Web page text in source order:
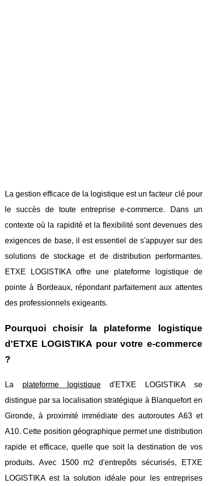
La gestion efficace de la logistique est un facteur clé pour
le succès de toute entreprise e-commerce. Dans un
contexte où la rapidité et la flexibilité sont devenues des
exigences de base, il est essentiel de s'appuyer sur des
solutions de stockage et de distribution performantes.
ETXE LOGISTIKA offre une plateforme logistique de
pointe à Bordeaux, répondant parfaitement aux attentes
des professionnels exigeants.
Pourquoi choisir la plateforme logistique
d'ETXE LOGISTIKA pour votre e-commerce
?
La plateforme logistique d'ETXE LOGISTIKA se
distingue par sa localisation stratégique à Blanquefort en
Gironde, à proximité immédiate des autoroutes A63 et
A10. Cette position géographique permet une distribution
rapide et efficace, quelle que soit la destination de vos
produits. Avec 1500 m2 d'entrepôts sécurisés, ETXE
LOGISTIKA est la solution idéale pour les entreprises